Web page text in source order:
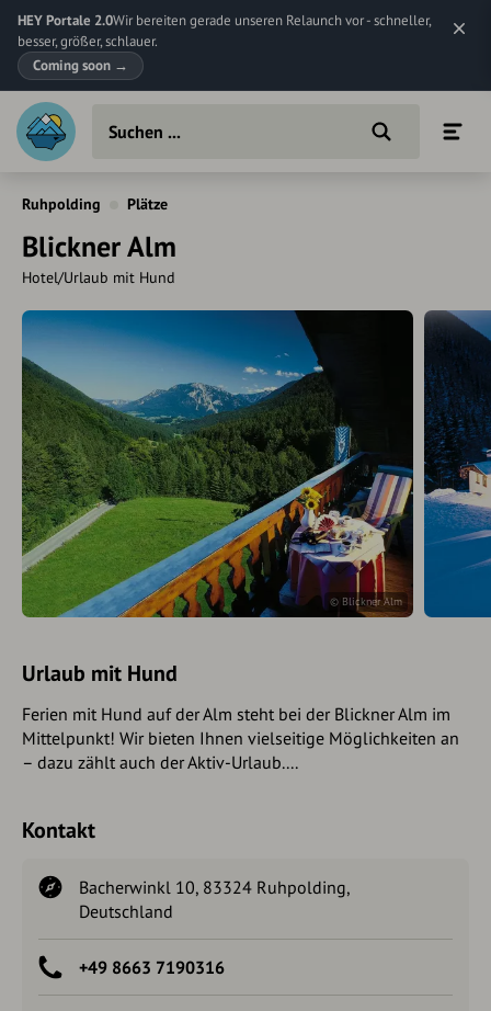
HEY Portale 2.0Wir bereiten gerade unseren Relaunch vor - schneller,
besser, größer, schlauer.
Coming soon →
Ruhpolding Plätze
Blickner Alm
Hotel/Urlaub mit Hund
© Blickner Alm
Urlaub mit Hund
Ferien mit Hund auf der Alm steht bei der Blickner Alm im
Mittelpunkt! Wir bieten Ihnen vielseitige Möglichkeiten an
– dazu zählt auch der Aktiv-Urlaub....
Kontakt
Bacherwinkl 10, 83324 Ruhpolding,
Deutschland
+49 8663 7190316